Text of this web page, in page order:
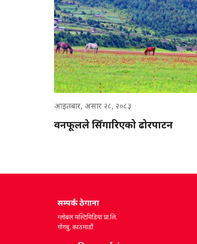
आइतबार, असार २८, २०८३
वनफूलले सिँगारिएको ढोरपाटन
सम्पर्क ठेगाना
ग्लोबल मल्टिमिडिया प्रा.लि.
गोंगबु, काठमाडौं